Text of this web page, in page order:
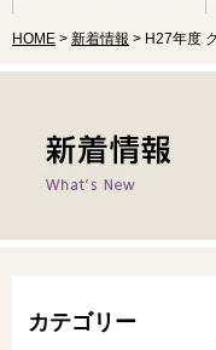
HOME > 新着情報 > H27年度
カテゴリー